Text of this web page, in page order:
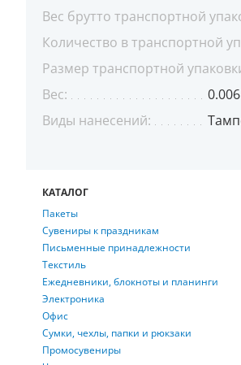
Вес брутто транспортной
Количество в транспортной
Размер транспортной
Вес:
0.006
Виды нанесений:
КАТАЛОГ
Пакеты
Сувениры к праздникам
Письменные принадлежности
Текстиль
Ежедневники, блокноты и планинги
Электроника
Офис
Сумки, чехлы, папки и рюкзаки
Промосувениры